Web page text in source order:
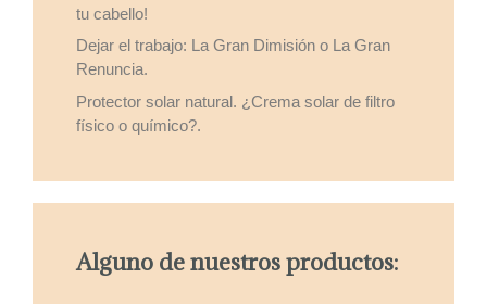
tu cabello!
Dejar el trabajo: La Gran Dimisión o La Gran
Renuncia.
Protector solar natural. ¿Crema solar de filtro
físico o químico?.
Alguno de nuestros productos: